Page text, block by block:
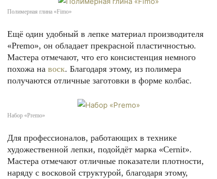
Полимерная глина «Fimo»
Ещё один удобный в лепке материал производителя
«Premo», он обладает прекрасной пластичностью.
Мастера отмечают, что его консистенция немного
похожа на воск. Благодаря этому, из полимера
получаются отличные заготовки в форме колбас.
Набор «Premo»
Для профессионалов, работающих в технике
художественной лепки, подойдёт марка «Cernit».
Мастера отмечают отличные показатели плотности,
наряду с восковой структурой, благодаря этому,